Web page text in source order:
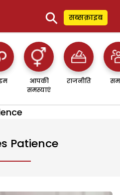
⚲ सब्सक्राइब
आपकी
समस्याएं
राजनीति
Patience